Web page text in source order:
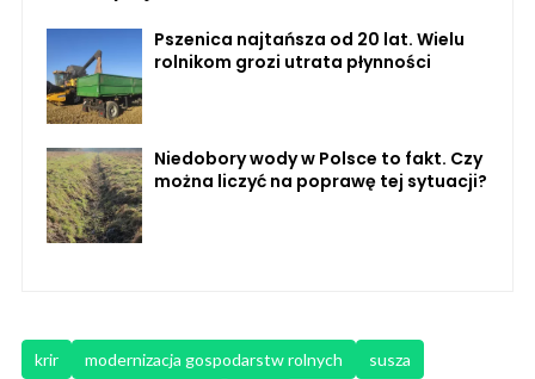
Pszenica najtańsza od 20 lat. Wielu
rolnikom grozi utrata płynności
Niedobory wody w Polsce to fakt. Czy
można liczyć na poprawę tej sytuacji?
krir modernizacja gospodarstw rolnych
susza